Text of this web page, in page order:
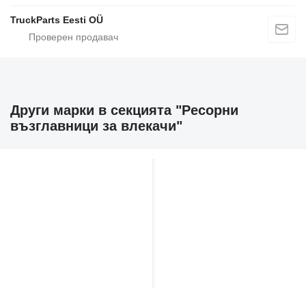
TruckParts Eesti OÜ
Други марки в секцията "Ресорни
възглавници за влекачи"